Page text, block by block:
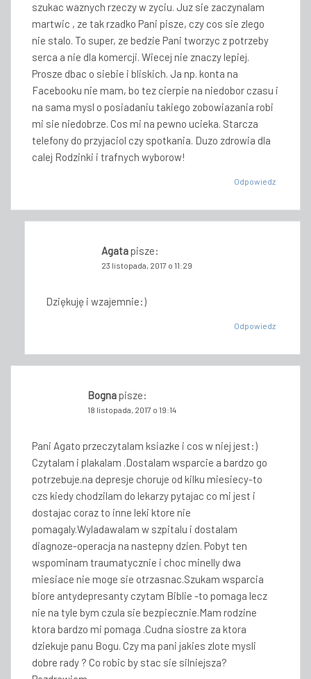
szukac waznych rzeczy w zyciu. Juz sie zaczynalam
martwic , ze tak rzadko Pani pisze, czy cos sie zlego
nie stalo. To super, ze bedzie Pani tworzyc z potrzeby
serca a nie dla komercji. Wiecej nie znaczy lepiej.
Prosze dbac o siebie i bliskich. Ja np. konta na
Facebooku nie mam, bo tez cierpie na niedobor czasu i
na sama mysl o posiadaniu takiego zobowiazania robi
mi sie niedobrze. Cos mi na pewno ucieka. Starcza
telefony do przyjaciol czy spotkania. Duzo zdrowia dla
calej Rodzinki i trafnych wyborow!
Odpowiedz
Agata pisze:
23 listopada, 2017 o 11:29
Dziękuję i wzajemnie:)
Odpowiedz
Bogna pisze:
18 listopada, 2017 o 19:14
Pani Agato przeczytalam ksiazke i cos w niej jest:)
Czytalam i plakalam .Dostalam wsparcie a bardzo go
potrzebuje.na depresje choruje od kilku miesiecy-to
czs kiedy chodzilam do lekarzy pytajac co mi jest i
dostajac coraz to inne leki ktore nie
pomagaly.Wyladawalam w szpitalu i dostalam
diagnoze-operacja na nastepny dzien. Pobyt ten
wspominam traumatycznie i choc minelly dwa
miesiace nie moge sie otrzasnac.Szukam wsparcia
biore antydepresanty czytam Biblie -to pomaga lecz
nie na tyle bym czula sie bezpiecznie.Mam rodzine
ktora bardzo mi pomaga .Cudna siostre za ktora
dziekuje panu Bogu. Czy ma pani jakies zlote mysli
dobre rady ? Co robic by stac sie silniejsza?